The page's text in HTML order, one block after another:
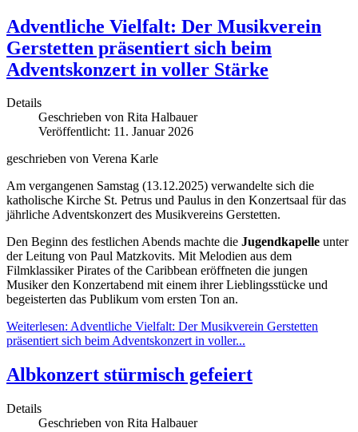
Adventliche Vielfalt: Der Musikverein
Gerstetten präsentiert sich beim
Adventskonzert in voller Stärke
Details
Geschrieben von Rita Halbauer
Veröffentlicht: 11. Januar 2026
geschrieben von Verena Karle
Am vergangenen Samstag (13.12.2025) verwandelte sich die
katholische Kirche St. Petrus und Paulus in den Konzertsaal für das
jährliche Adventskonzert des Musikvereins Gerstetten.
Den Beginn des festlichen Abends machte die Jugendkapelle unter
der Leitung von Paul Matzkovits. Mit Melodien aus dem
Filmklassiker Pirates of the Caribbean eröffneten die jungen
Musiker den Konzertabend mit einem ihrer Lieblingsstücke und
begeisterten das Publikum vom ersten Ton an.
Weiterlesen: Adventliche Vielfalt: Der Musikverein Gerstetten
präsentiert sich beim Adventskonzert in voller...
Albkonzert stürmisch gefeiert
Details
Geschrieben von Rita Halbauer